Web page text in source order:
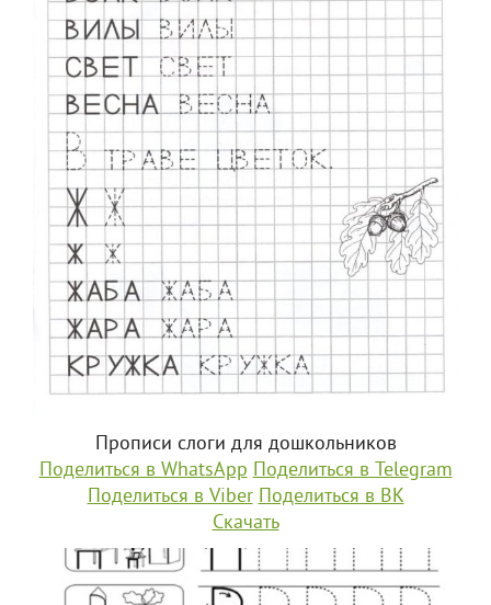
Прописи слоги для дошкольников
Поделиться в WhatsApp Поделиться в Telegram
Поделиться в Viber Поделиться в ВК
Скачать